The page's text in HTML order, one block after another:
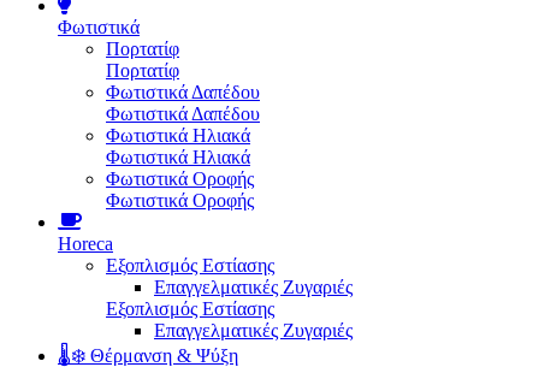
Φωτιστικά
Πορτατίφ
Πορτατίφ
Φωτιστικά Δαπέδου
Φωτιστικά Δαπέδου
Φωτιστικά Ηλιακά
Φωτιστικά Ηλιακά
Φωτιστικά Οροφής
Φωτιστικά Οροφής
Horeca
Εξοπλισμός Εστίασης
Επαγγελματικές Ζυγαριές
Εξοπλισμός Εστίασης
Επαγγελματικές Ζυγαριές
🌡️❄️ Θέρμανση & Ψύξη